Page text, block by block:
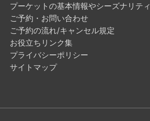
プーケットの基本情報やシーズナリティ
ご予約・お問い合わせ
ご予約の流れ/キャンセル規定
お役立ちリンク集
プライバシーポリシー
サイトマップ